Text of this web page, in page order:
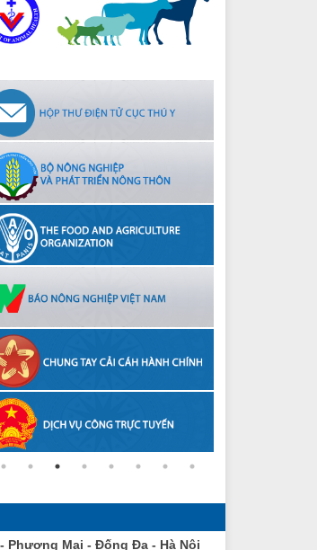
Phương Mai - Đống Đa - Hà Nội